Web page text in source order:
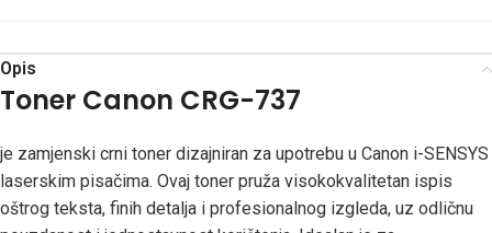
Opis
Toner Canon CRG-737
je zamjenski crni toner dizajniran za upotrebu u Canon i-SENSYS
laserskim pisačima. Ovaj toner pruža visokokvalitetan ispis
oštrog teksta, finih detalja i profesionalnog izgleda, uz odličnu